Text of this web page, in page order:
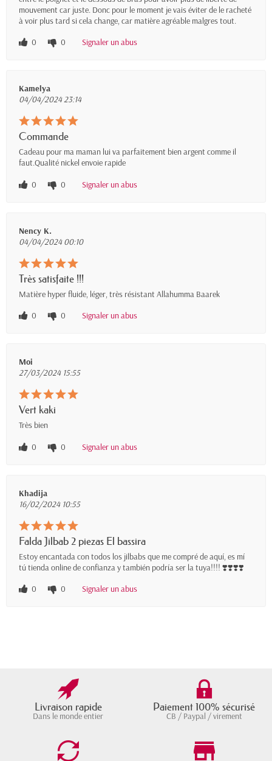
mouvement car juste. Donc pour le moment je vais éviter de le racheté
à voir plus tard si cela change, car matière agréable malgres tout.
0
0 Signaler un abus
Kamelya
04/04/2024 23:14
Commande
Cadeau pour ma maman lui va parfaitement bien argent comme il
faut.Qualité nickel envoie rapide
0
0 Signaler un abus
Nency K.
04/04/2024 00:10
Très satisfaite !!!
Matière hyper fluide, léger, très résistant Allahumma Baarek
0
0 Signaler un abus
Moi
27/03/2024 15:55
Vert kaki
Très bien
0
0 Signaler un abus
Khadija
16/02/2024 10:55
Falda Jilbab 2 piezas El bassira
Estoy encantada con todos los jilbabs que me compré de aquí, es mí
tú tienda online de confianza y también podría ser la tuya!!!! ❣️❣️❣️❣️
0
0 Signaler un abus
Livraison rapide
Dans le monde entier
Paiement 100% sécurisé
CB / Paypal / virement